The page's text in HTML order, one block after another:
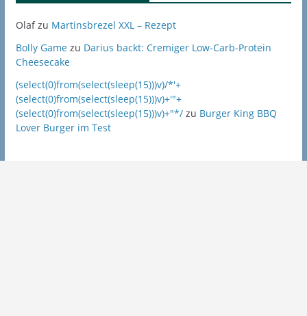
Olafzu Martinsbrezel XXL – Rezept
Bolly Gamezu Darius backt: Cremiger Low-Carb-Protein
Cheesecake
(select(0)from(select(sleep(15)))v)/*'+
(select(0)from(select(sleep(15)))v)+'"+
(select(0)from(select(sleep(15)))v)+"*/zu Burger King BBQ
Lover Burger im Test